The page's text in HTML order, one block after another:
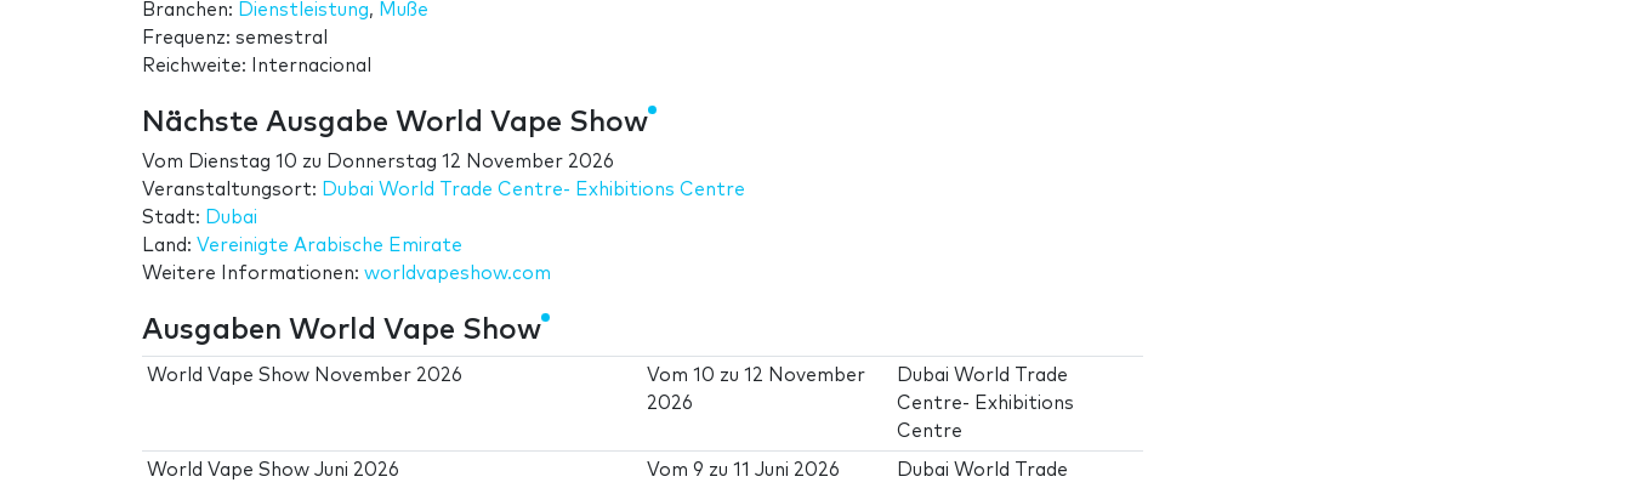
Branchen: Dienstleistung, Muße
Frequenz: semestral
Reichweite: Internacional
Nächste Ausgabe World Vape Show
Vom Dienstag 10 zu Donnerstag 12 November 2026
Veranstaltungsort: Dubai World Trade Centre- Exhibitions Centre
Stadt: Dubai
Land: Vereinigte Arabische Emirate
Weitere Informationen: worldvapeshow.com
Ausgaben World Vape Show
World Vape Show November 2026 Vom10 zu12 November
2026
Dubai World Trade
Centre- Exhibitions
Centre
World Vape Show Juni 2026 Vom9 zu11 Juni 2026
Dubai World Trade